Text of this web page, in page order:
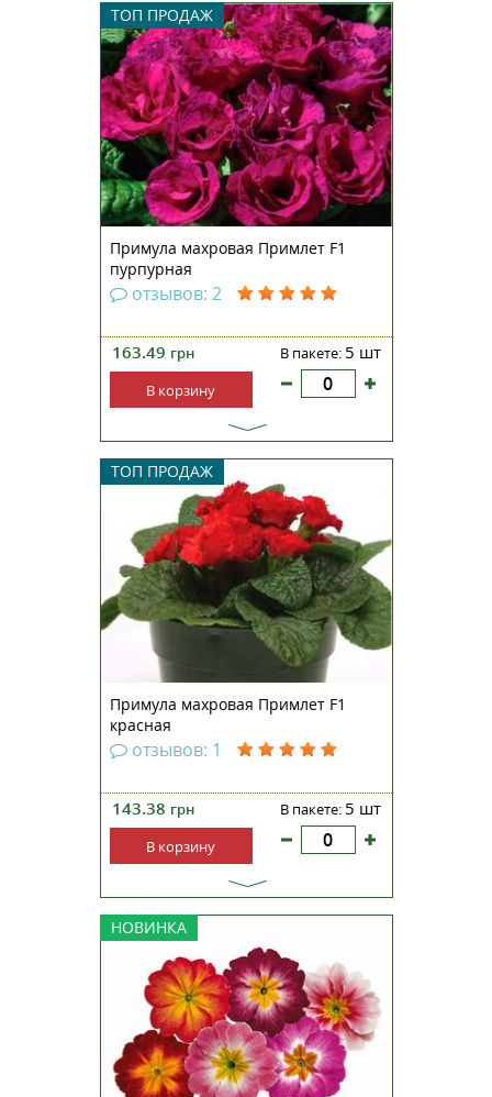
ТОП ПРОДАЖ
Примула крупноцветковая
махровая Примлет F1 санрайз —
непревзойденная серия с
ароматными махровыми
цветами, которые по форме
похожи на розу. Компактные
кустики, высотой 13-15
сантиметров, прекрасно
смотрятся на клумбах, ра...
Примула махровая Примлет F1
пурпурная
отзывов: 2
163.49 грн В пакете: 5 шт
В корзину
ТОП ПРОДАЖ
Примула крупноцветковая
махровая Примлет F1 —
непревзойденная серия с
ароматными махровыми
цветами, которые по форме
похожи на розу. Компактные
кустики, высотой 13-15
сантиметров, прекрасно
смотрятся на клумбах, рабатках,
Примула махровая Примлет F1
красная
отзывов: 1
143.38 грн В пакете: 5 шт
В корзину
НОВИНКА
Примула Данова F1 метеор смесь
— неприхотливое растение,
обладающее непревзойденными
декоративными качествами.
Является лидером рынка
среднеранних продаж и
эталонной серией для
Danovation. Характеризуется
однородностью по га...